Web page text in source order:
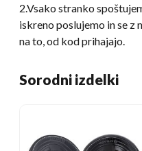
2.Vsako stranko
iskreno poslujemo in se
na to, od kod prihajajo.
Sorodni izdelki